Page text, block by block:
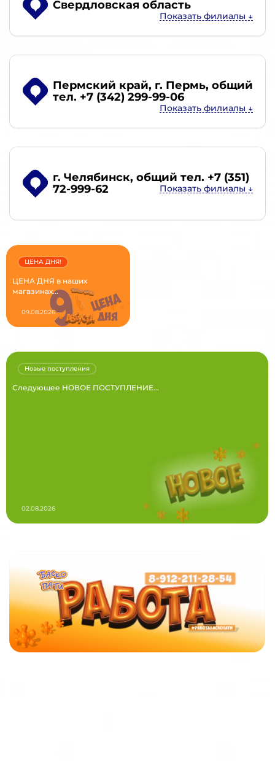
Свердловская область
Пермский край, г. Пермь, общий
тел. +7 (342) 299-99-06
г. Челябинск, общий тел. +7 (351)
72-999-62
ЦЕНА ДНЯ в наших
магазинах...
ЦЕНА ДНЯ!
09.08.2026
Следующее НОВОЕ ПОСТУПЛЕНИЕ...
Новые поступления
02.08.2026